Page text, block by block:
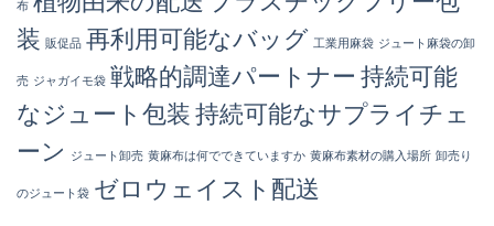
布
装 販促品 再利用可能なバッグ 工業用麻袋 ジュート麻袋の卸
売 ジャガイモ袋 戦略的調達パートナー 持続可能
なジュート包装持続可能なサプライチェ
ーン
ジュート卸売 黄麻布は何でできていますか 黄麻布素材の購入場所 卸売り
のジュート袋 ゼロウェイスト配送